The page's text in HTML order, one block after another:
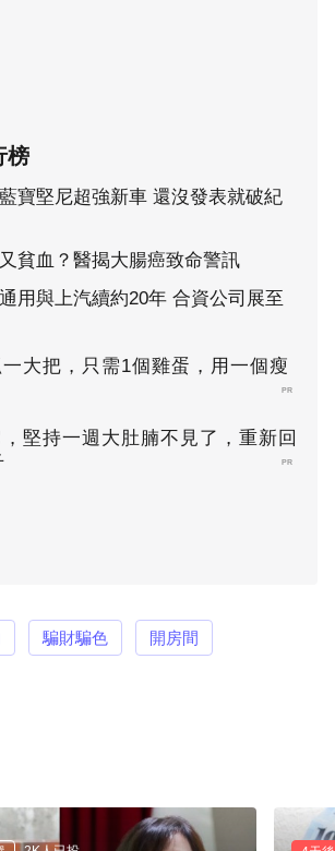
榜
寶堅尼超強新車 還沒發表就破紀
貧血？醫揭大腸癌致命警訊
用與上汽續約20年 合資公司展至
大把，只需1個雞蛋，用一個瘦
PR
堅持一週大肚腩不見了，重新回
PR
騙財騙色 開房間